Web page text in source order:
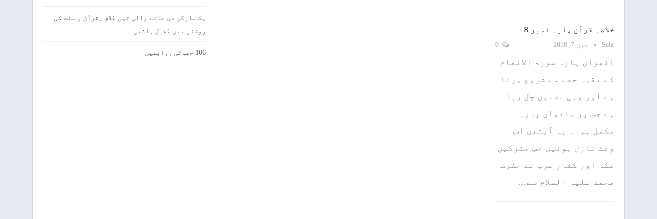
خلاصہ قرآن پارہ نمبر 8
Sehr جون 7, 2018
آٹھواں پارہ سورۃ الانعام
کے بقیہ حصے سے شروع ہوتا
ہے اور وہی مضمون چل رہا
ہے جس پر ساتواں پارہ
مکمل ہوا۔ یہ آیتیں اس
وقت نازل ہوئیں جب مشرکینِ
مکہ اور کفارِ عرب نے حضرت
محمد علیہ السلام سے…
یک بارگی دی جانے والی تین طلاق _قرآن و سنت کی
روشنی میں طفیل ہاشمی
106 جھوٹی روایتیں